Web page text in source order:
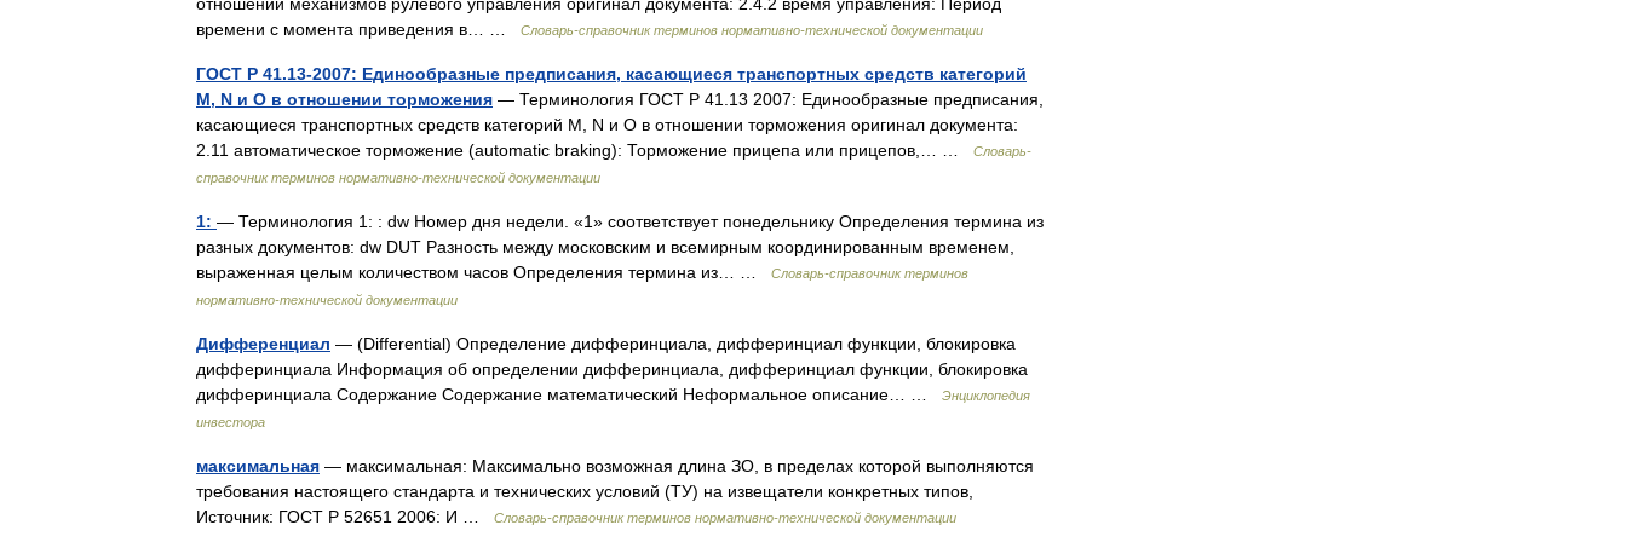
времени с момента приведения в… …
Словарь-справочник терминов нормативно-технической документации
ГОСТ Р 41.13-2007: Единообразные предписания, касающиеся транспортных средств категорий
М, N и О в отношении торможения — Терминология ГОСТ Р 41.13 2007: Единообразные предписания,
касающиеся транспортных средств категорий М, N и О в отношении торможения оригинал документа:
2.11 автоматическое торможение (automatic braking): Торможение прицепа или прицепов,… …
Словарь-
справочник терминов нормативно-технической документации
1: — Терминология 1: : dw Номер дня недели. «1» соответствует понедельнику Определения термина из
разных документов: dw DUT Разность между московским и всемирным координированным временем,
выраженная целым количеством часов Определения термина из… …
Словарь-справочник терминов
нормативно-технической документации
Дифференциал — (Differential) Определение дифферинциала, дифферинциал функции, блокировка
дифферинциала Информация об определении дифферинциала, дифферинциал функции, блокировка
дифферинциала Содержание Содержание математический Неформальное описание… …
Энциклопедия
инвестора
максимальная — максимальная: Максимально возможная длина ЗО, в пределах которой выполняются
требования настоящего стандарта и технических условий (ТУ) на извещатели конкретных типов,
Источник: ГОСТ Р 52651 2006: И …
Словарь-справочник терминов нормативно-технической документации